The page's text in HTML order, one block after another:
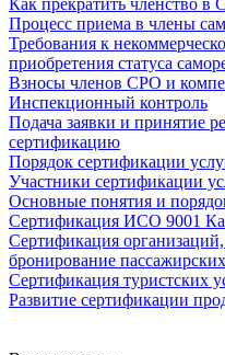
Процесс приема в члены
Требования к
приобретения статуса
Взносы членов СРО и
Инспекционный контроль
Подача заявки и принятие
сертификацию
Порядок сертификации
Участники сертификации
Основные понятия и
Сертификация ИСО 9001
Сертификация
бронирование
Сертификация туристских
Развитие сертификации